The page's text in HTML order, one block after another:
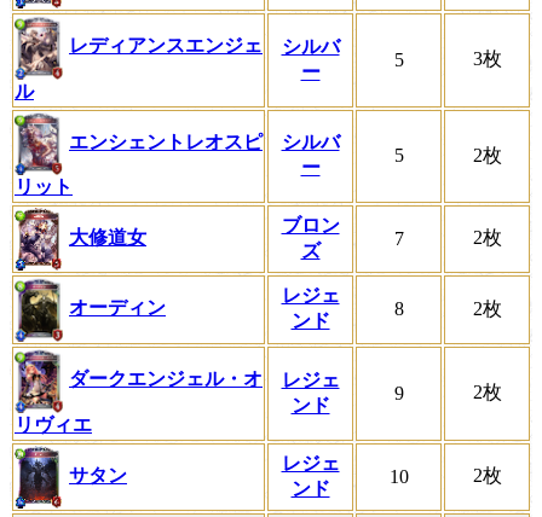
レディアンスエンジェ
ル
シルバ
ー
5 3枚
エンシェントレオスピ
リット
シルバ
ー
5 2枚
大修道女
ブロン
ズ
7 2枚
オーディン
レジェ
ンド
8 2枚
ダークエンジェル・オ
リヴィエ
レジェ
ンド
9 2枚
サタン
レジェ
ンド
10 2枚